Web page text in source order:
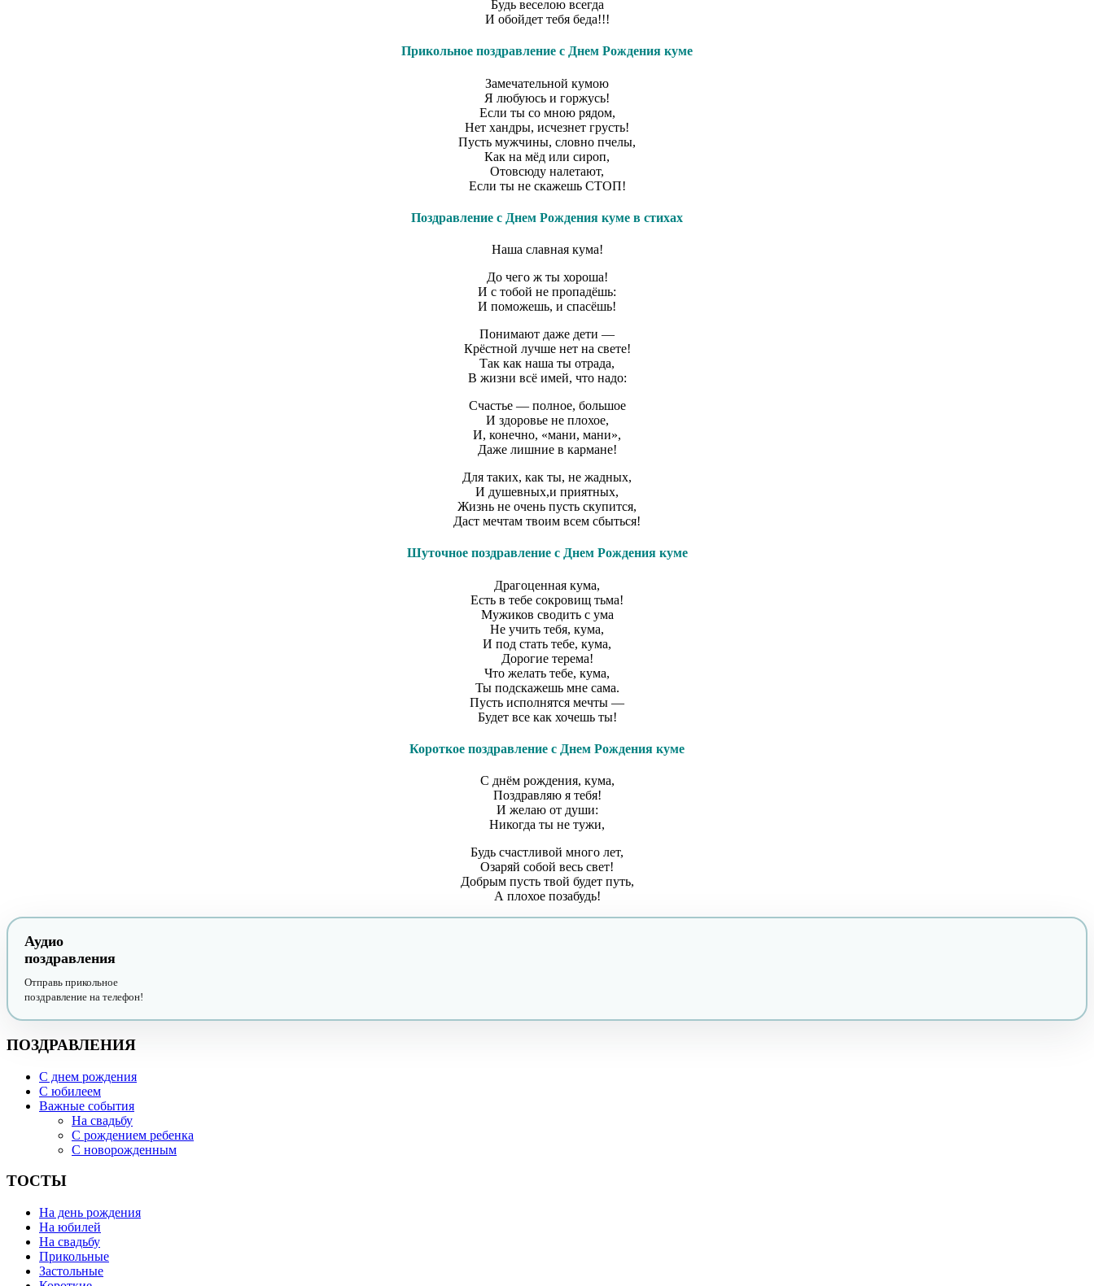
Будь веселою всегда
И обойдет тебя беда!!!
Прикольное поздравление с Днем Рождения куме
Замечательной кумою
Я любуюсь и горжусь!
Если ты со мною рядом,
Нет хандры, исчезнет грусть!
Пусть мужчины, словно пчелы,
Как на мёд или сироп,
Отовсюду налетают,
Если ты не скажешь СТОП!
Поздравление с Днем Рождения куме в стихах
Наша славная кума!
До чего ж ты хороша!
И с тобой не пропадёшь:
И поможешь, и спасёшь!
Понимают даже дети —
Крёстной лучше нет на свете!
Так как наша ты отрада,
В жизни всё имей, что надо:
Счастье — полное, большое
И здоровье не плохое,
И, конечно, «мани, мани»,
Даже лишние в кармане!
Для таких, как ты, не жадных,
И душевных,и приятных,
Жизнь не очень пусть скупится,
Даст мечтам твоим всем сбыться!
Шуточное поздравление с Днем Рождения куме
Драгоценная кума,
Есть в тебе сокровищ тьма!
Мужиков сводить с ума
Не учить тебя, кума,
И под стать тебе, кума,
Дорогие терема!
Что желать тебе, кума,
Ты подскажешь мне сама.
Пусть исполнятся мечты —
Будет все как хочешь ты!
Короткое поздравление с Днем Рождения куме
С днём рождения, кума,
Поздравляю я тебя!
И желаю от души:
Никогда ты не тужи,
Будь счастливой много лет,
Озаряй собой весь свет!
Добрым пусть твой будет путь,
А плохое позабудь!
Аудио
поздравления
Отправь прикольное
поздравление на телефон!
ПОЗДРАВЛЕНИЯ
С днем рождения
С юбилеем
Важные события
На свадьбу
С рождением ребенка
С новорожденным
ТОСТЫ
На день рождения
На юбилей
На свадьбу
Прикольные
Застольные